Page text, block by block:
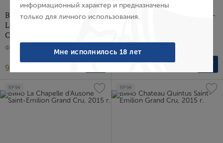
Вино Chateau Pichon
Longueville Baron Grand
Cru Classe Pauillac, 2019 г.
Франция, Красное, Сухое, 0.75 л
91 979 ₽
Вино Le Petit Cheval Saint-
RP 94 RP 94
информационный характер и предназначены
только для личного использования.
Мне исполнилось 18 лет
Войти
Создание учетной записи